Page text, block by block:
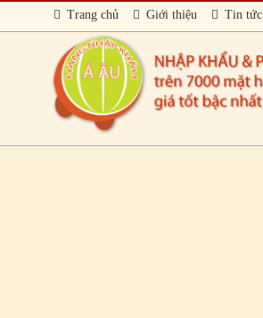
Trang chủ Giới thiệu Tin tức